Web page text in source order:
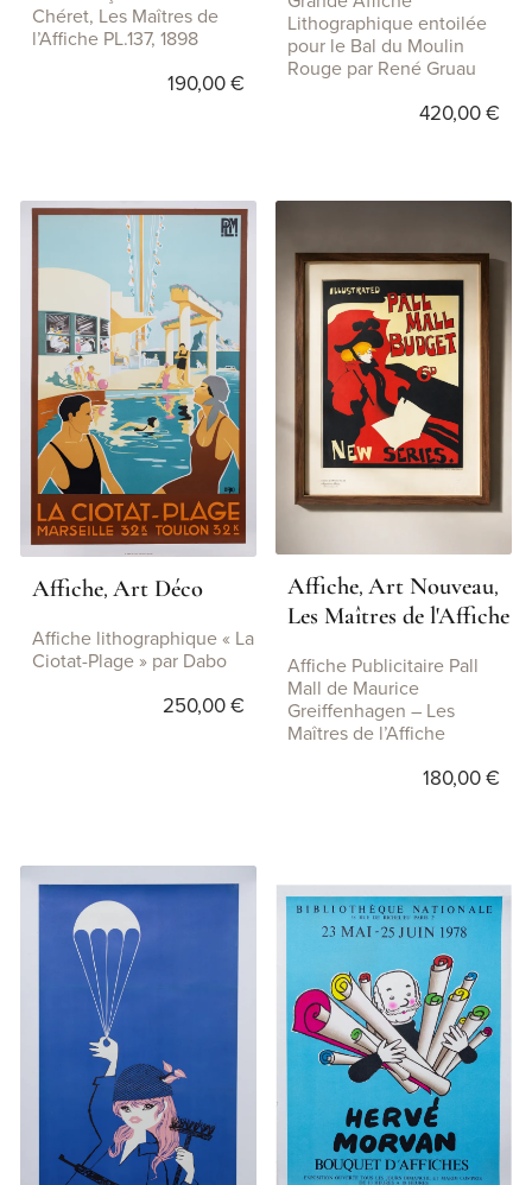
Chéret, Les Maîtres de
l’Affiche PL.137, 1898
190,00€
Lithographique entoilée
pour le Bal du Moulin
Rouge par René Gruau
420,00€
Affiche, Art Déco
Affiche lithographique « La
Ciotat-Plage » par Dabo
250,00€
Affiche,Art Nouveau,
Les Maîtres de l'Affiche
Affiche Publicitaire Pall
Mall de Maurice
Greiffenhagen – Les
Maîtres de l’Affiche
180,00€